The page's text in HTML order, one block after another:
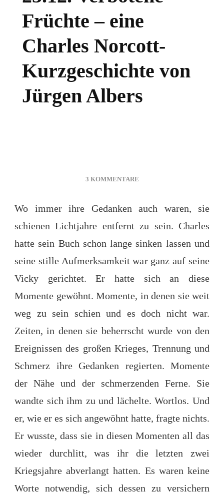
Früchte – eine
Charles Norcott-
Kurzgeschichte von
Jürgen Albers
3 KOMMENTAREZU
FRÜCHTE
–
CHARLES
NORCOTT-
VON
JÜRGEN
Wo immer ihre Gedanken auch waren, sie
schienen Lichtjahre entfernt zu sein. Charles
hatte sein Buch schon lange sinken lassen und
seine stille Aufmerksamkeit war ganz auf seine
Vicky gerichtet. Er hatte sich an diese
Momente gewöhnt. Momente, in denen sie weit
weg zu sein schien und es doch nicht war.
Zeiten, in denen sie beherrscht wurde von den
Ereignissen des großen Krieges, Trennung und
Schmerz ihre Gedanken regierten. Momente
der Nähe und der schmerzenden Ferne. Sie
wandte sich ihm zu und lächelte. Wortlos. Und
er, wie er es sich angewöhnt hatte, fragte nichts.
Er wusste, dass sie in diesen Momenten all das
wieder durchlitt, was ihr die letzten zwei
Kriegsjahre abverlangt hatten. Es waren keine
Worte notwendig, sich dessen zu versichern